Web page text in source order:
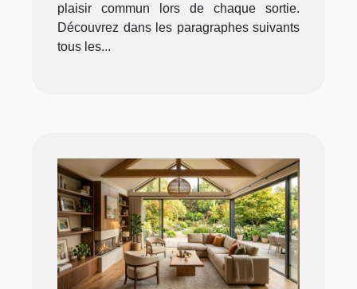
plaisir commun lors de chaque sortie.
Découvrez dans les paragraphes suivants
tous les...